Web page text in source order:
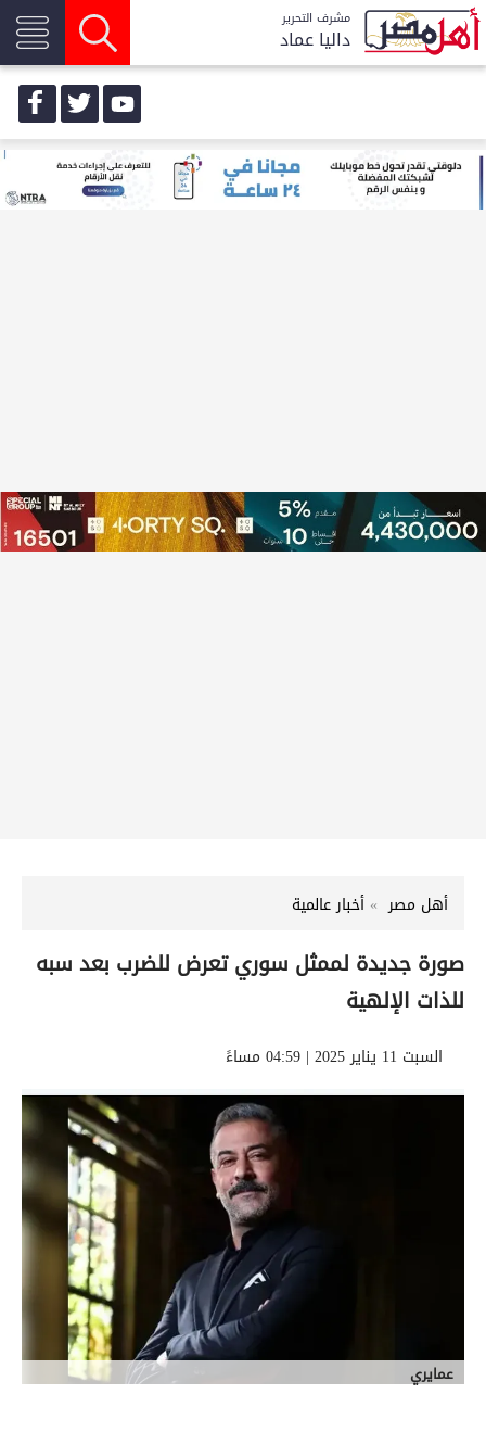
مشرف التحرير
داليا عماد
أهل مصر أخبار عالمية
صورة جديدة لممثل سوري تعرض للضرب بعد سبه
للذات الإلهية
السبت 11 يناير 2025 | 04:59 مساءً
عمايري